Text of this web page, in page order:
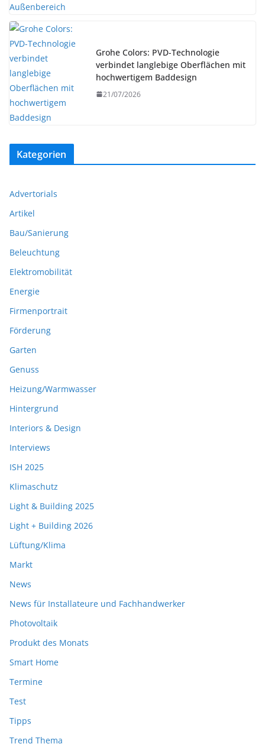
Grohe Colors: PVD-Technologie
verbindet langlebige Oberflächen mit
hochwertigem Baddesign
21/07/2026
Kategorien
Advertorials
Artikel
Bau/Sanierung
Beleuchtung
Elektromobilität
Energie
Firmenportrait
Förderung
Garten
Genuss
Heizung/Warmwasser
Hintergrund
Interiors & Design
Interviews
ISH 2025
Klimaschutz
Light & Building 2025
Light + Building 2026
Lüftung/Klima
Markt
News
News für Installateure und Fachhandwerker
Photovoltaik
Produkt des Monats
Smart Home
Termine
Test
Tipps
Trend Thema